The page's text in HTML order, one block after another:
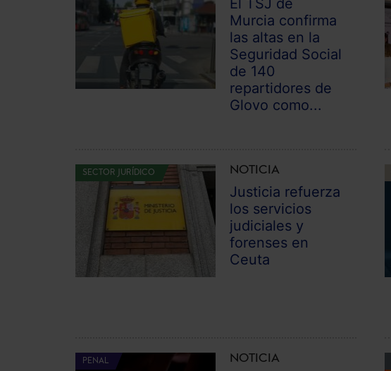
El TSJ de
Murcia confirma
las altas en la
Seguridad Social
de 140
repartidores de
Glovo como...
SECTOR JURÍDICO NOTICIA
Justicia refuerza
los servicios
judiciales y
forenses en
Ceuta
PENAL NOTICIA